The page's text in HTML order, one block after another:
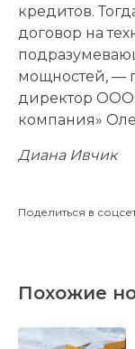
кредитов.
договор на
мощностей, —
директор ООО
компания»
Диана Ивчик
Поделиться в
Похожие